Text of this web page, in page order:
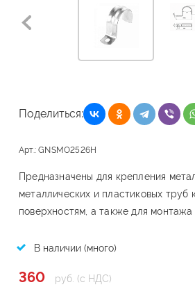
Поделиться:
Арт.: GNSMO2526H
Предназначены для крепления
металлических и пластиковых труб
поверхностям, а также для монтажа
В наличии (много)
360 руб. (с НДС)